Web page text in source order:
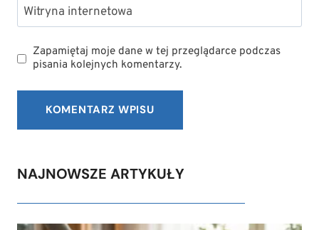
Witryna internetowa
Zapamiętaj moje dane w tej przeglądarce podczas
pisania kolejnych komentarzy.
NAJNOWSZE ARTYKUŁY